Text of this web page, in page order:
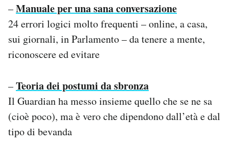
–Manuale per una sana conversazione
24 errori logici molto frequenti – online, a casa,
sui giornali, in Parlamento – da tenere a mente,
riconoscere ed evitare
–Teoria dei postumi da sbronza
Il Guardian ha messo insieme quello che se ne sa
(cioè poco), ma è vero che dipendono dall’età e dal
tipo di bevanda